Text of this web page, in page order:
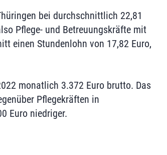
bei durchschnittlich 22,81
Pflege- und Betreuungskräfte mit
einen Stundenlohn von 17,82 Euro,
monatlich 3.372 Euro brutto. Das
Pflegekräften in
Euro niedriger.